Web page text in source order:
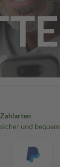
Zahlarten
sicher und bequem